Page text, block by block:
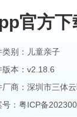
官方下
类别：儿童亲子
版本：v2.18.6
： 粤ICP备